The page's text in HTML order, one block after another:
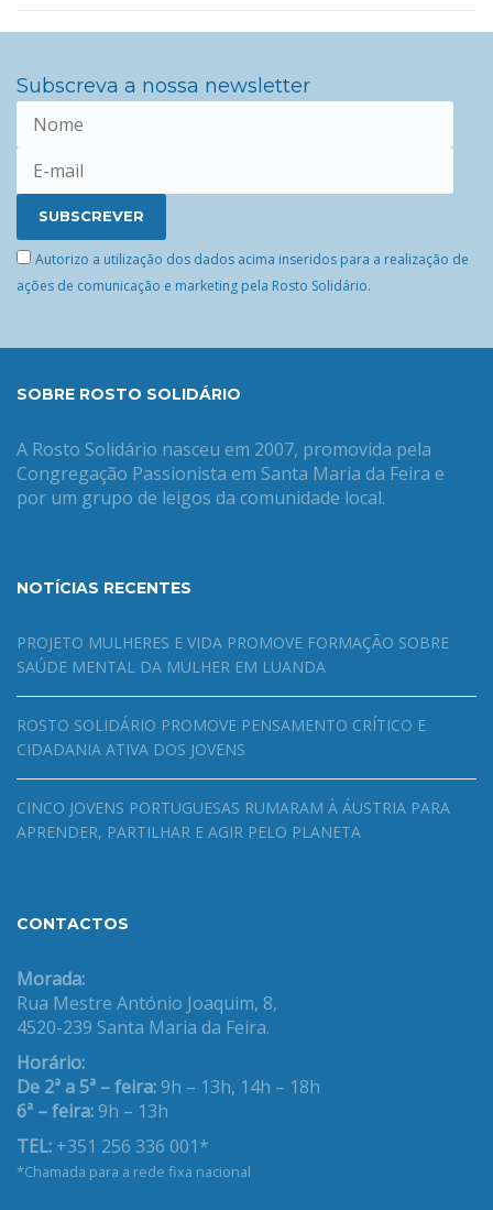
Subscreva a nossa newsletter
Autorizo a utilização dos dados acima inseridos para a realização de
ações de comunicação e marketing pela Rosto Solidário.
SOBRE ROSTO SOLIDÁRIO
A Rosto Solidário nasceu em 2007, promovida pela
Congregação Passionista em Santa Maria da Feira e
por um grupo de leigos da comunidade local.
NOTÍCIAS RECENTES
PROJETO MULHERES E VIDA PROMOVE FORMAÇÃO SOBRE
SAÚDE MENTAL DA MULHER EM LUANDA
ROSTO SOLIDÁRIO PROMOVE PENSAMENTO CRÍTICO E
CIDADANIA ATIVA DOS JOVENS
CINCO JOVENS PORTUGUESAS RUMARAM À ÁUSTRIA PARA
APRENDER, PARTILHAR E AGIR PELO PLANETA
CONTACTOS
Morada:
Rua Mestre António Joaquim, 8,
4520-239 Santa Maria da Feira.
Horário:
De 2ª a 5ª – feira: 9h – 13h, 14h – 18h
6ª – feira: 9h – 13h
TEL: +351 256 336 001*
*Chamada para a rede fixa nacional